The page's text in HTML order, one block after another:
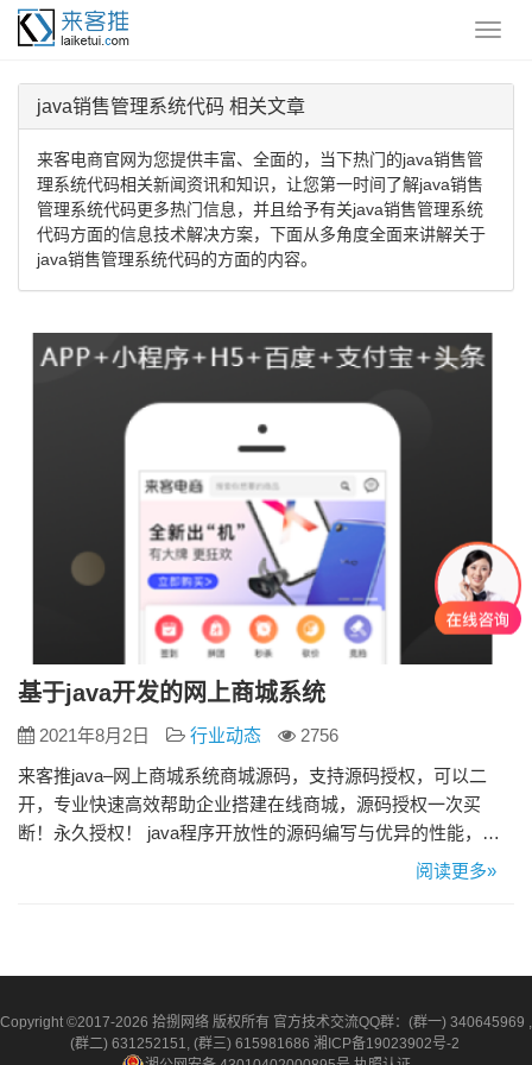
java销售管理系统代码 相关文章
来客电商官网为您提供丰富、全面的，当下热门的java销售管
理系统代码相关新闻资讯和知识，让您第一时间了解java销售
管理系统代码更多热门信息，并且给予有关java销售管理系统
代码方面的信息技术解决方案，下面从多角度全面来讲解关于
java销售管理系统代码的方面的内容。
基于java开发的网上商城系统
2021年8月2日 行业动态
2756
来客推java–网上商城系统商城源码，支持源码授权，可以二
开，专业快速高效帮助企业搭建在线商城，源码授权一次买
断！永久授权！ java程序开放性的源码编写与优异的性能，在
系统的扩展性与实用性方面都得到了空前的成功。从目前商城
阅读更多»
Copyright ©2017-2026 拾捌网络 版权所有 官方技术交流QQ群：(群一) 340645969 ,
(群二) 631252151, (群三) 615981686 湘ICP备19023902号-2